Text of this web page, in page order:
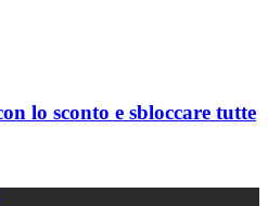
lo sconto e sbloccare tutte